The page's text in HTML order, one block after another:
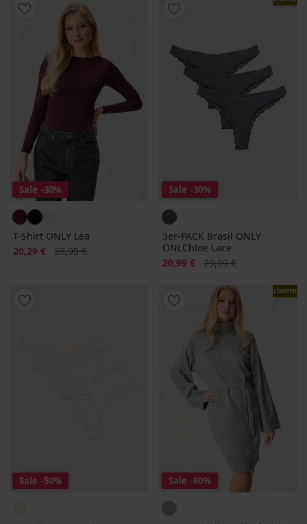
Sale -30%
T-Shirt ONLY Lea
Rabatt
20,29 € Alter Preis
28,99 €
Sale -30%
3er-PACK Brasil ONLY
ONLChloe Lace
Rabatt
20,99 € Alter Preis
29,99 €
Sale -50%
LIMITED
Sale -60%